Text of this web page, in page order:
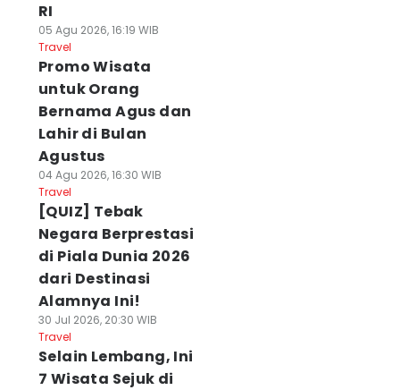
RI
05 Agu 2026, 16:19 WIB
Travel
Promo Wisata
untuk Orang
Bernama Agus dan
Lahir di Bulan
Agustus
04 Agu 2026, 16:30 WIB
Travel
[QUIZ] Tebak
Negara Berprestasi
di Piala Dunia 2026
dari Destinasi
Alamnya Ini!
30 Jul 2026, 20:30 WIB
Travel
Selain Lembang, Ini
7 Wisata Sejuk di